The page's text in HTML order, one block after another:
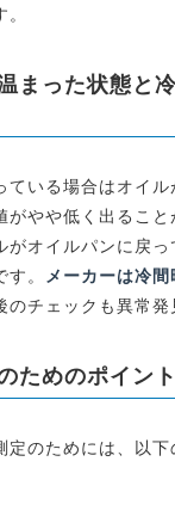
まった状態と
ている場合はオイ
がやや低く出ること
がオイルパンに戻
。 メーカーは冷
チェックも異常発
ためのポイン
定のためには、以下